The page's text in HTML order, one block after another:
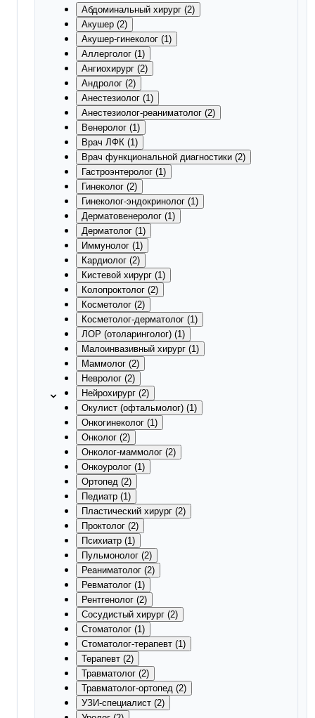
Абдоминальный хирург (2)
Акушер (2)
Акушер-гинеколог (1)
Аллерголог (1)
Ангиохирург (2)
Андролог (2)
Анестезиолог (1)
Анестезиолог-реаниматолог (2)
Венеролог (1)
Врач ЛФК (1)
Врач функциональной диагностики (2)
Гастроэнтеролог (1)
Гинеколог (2)
Гинеколог-эндокринолог (1)
Дерматовенеролог (1)
Дерматолог (1)
Иммунолог (1)
Кардиолог (2)
Кистевой хирург (1)
Колопроктолог (2)
Косметолог (2)
Косметолог-дерматолог (1)
ЛОР (отоларинголог) (1)
Малоинвазивный хирург (1)
Маммолог (2)
Невролог (2)
Нейрохирург (2)
Окулист (офтальмолог) (1)
Онкогинеколог (1)
Онколог (2)
Онколог-маммолог (2)
Онкоуролог (1)
Ортопед (2)
Педиатр (1)
Пластический хирург (2)
Проктолог (2)
Психиатр (1)
Пульмонолог (2)
Реаниматолог (2)
Ревматолог (1)
Рентгенолог (2)
Сосудистый хирург (2)
Стоматолог (1)
Стоматолог-терапевт (1)
Терапевт (2)
Травматолог (2)
Травматолог-ортопед (2)
УЗИ-специалист (2)